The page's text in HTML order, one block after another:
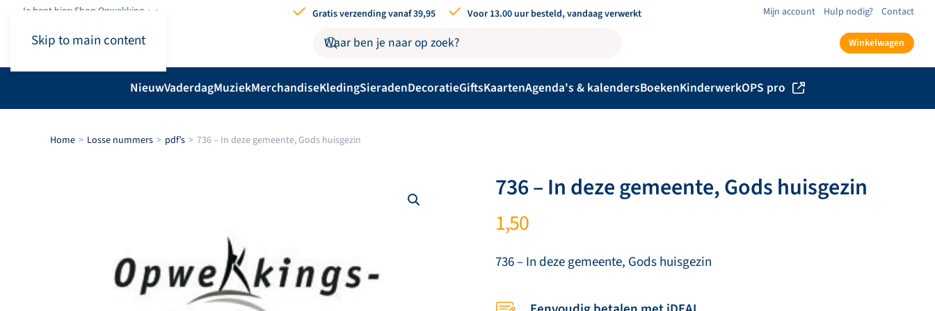
Skip to main content
Je bent hier: Shop.Opwekking Gratis verzending vanaf 39,95 Voor 13.00 uur besteld, vandaag verwerkt Mijn account Hulp nodig? Contact
Winkelwagen
NieuwVaderdagMuziekMerchandiseKledingSieradenDecoratieGiftsKaartenAgenda's & kalendersBoekenKinderwerkOPS pro
Home Losse nummers pdf’s 736 – In deze gemeente, Gods huisgezin
736 – In deze gemeente, Gods huisgezin
1,50
736 – In deze gemeente, Gods huisgezin